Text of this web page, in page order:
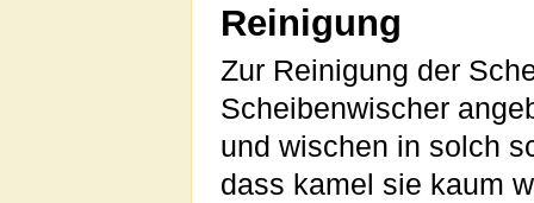
Reinigung
Zur Reinigung der
Scheibenwischer
und wischen in solch
dass kamel sie kaum